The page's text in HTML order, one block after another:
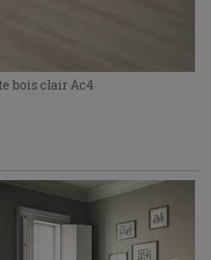
bois clair Ac4